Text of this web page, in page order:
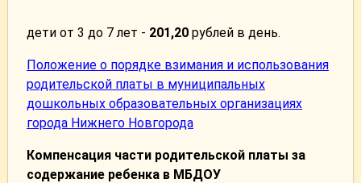
дети от 3 до 7 лет - 201,20 рублей в день.
Положение о порядке взимания и использования
родительской платы в муниципальных
дошкольных образовательных организациях
города Нижнего Новгорода
Компенсация части родительской платы за
содержание ребенка в МБДОУ